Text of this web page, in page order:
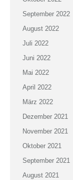
September 2022
August 2022
Juli 2022
Juni 2022
Mai 2022
April 2022
März 2022
Dezember 2021
November 2021
Oktober 2021
September 2021
August 2021